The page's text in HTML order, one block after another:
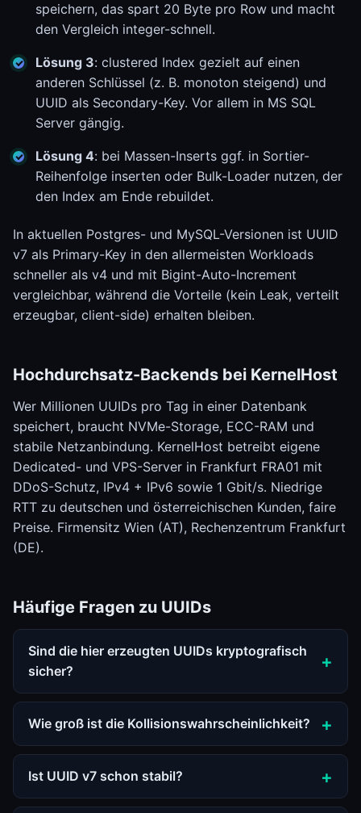
speichern, das spart 20 Byte pro Row und macht
den Vergleich integer-schnell.
Lösung 3: clustered Index gezielt auf einen
anderen Schlüssel (z. B. monoton steigend) und
UUID als Secondary-Key. Vor allem in MS SQL
Server gängig.
Lösung 4: bei Massen-Inserts ggf. in Sortier-
Reihenfolge inserten oder Bulk-Loader nutzen, der
den Index am Ende rebuildet.
In aktuellen Postgres- und MySQL-Versionen ist UUID
v7 als Primary-Key in den allermeisten Workloads
schneller als v4 und mit Bigint-Auto-Increment
vergleichbar, während die Vorteile (kein Leak, verteilt
erzeugbar, client-side) erhalten bleiben.
Hochdurchsatz-Backends bei KernelHost
Wer Millionen UUIDs pro Tag in einer Datenbank
speichert, braucht NVMe-Storage, ECC-RAM und
stabile Netzanbindung. KernelHost betreibt eigene
Dedicated- und VPS-Server in Frankfurt FRA01 mit
DDoS-Schutz, IPv4 + IPv6 sowie 1 Gbit/s. Niedrige
RTT zu deutschen und österreichischen Kunden, faire
Preise. Firmensitz Wien (AT), Rechenzentrum Frankfurt
(DE).
Häufige Fragen zu UUIDs
Sind die hier erzeugten UUIDs kryptografisch
sicher?
Wie groß ist die Kollisionswahrscheinlichkeit?
Ist UUID v7 schon stabil?